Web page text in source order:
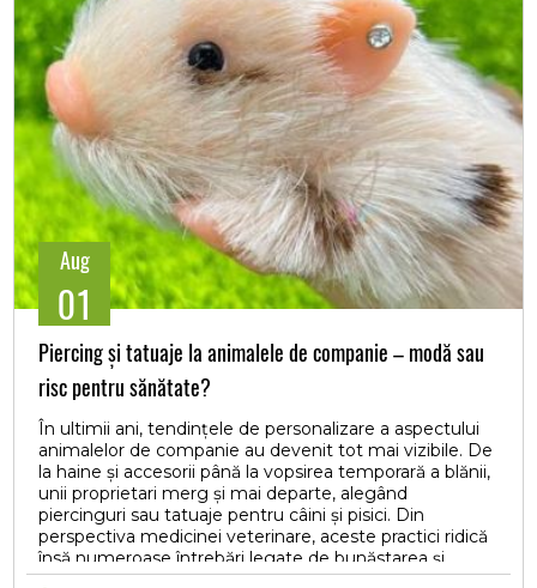
Aug
01
Piercing și tatuaje la animalele de companie – modă sau
risc pentru sănătate?
În ultimii ani, tendințele de personalizare a aspectului
animalelor de companie au devenit tot mai vizibile. De
la haine și accesorii până la vopsirea temporară a blănii,
unii proprietari merg și mai departe, alegând
piercinguri sau tatuaje pentru câini și pisici. Din
perspectiva medicinei veterinare, aceste practici ridică
însă numeroase întrebări legate de bunăstarea și
sănătatea animalelor.